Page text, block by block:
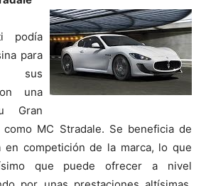
podía
para
sus
una
Gran
como MC Stradale. Se beneficia de
en competición de la marca, lo que
que puede ofrecer a nivel